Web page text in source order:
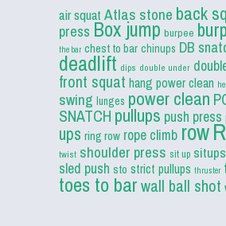
air squat Atlas stone back
press Box jump burpee
the bar chest to bar chinups DB
deadlift dips double under
front squat hang power clean
swing lunges power clean
SNATCH pullups push press
ups ring row rope climb row
twist shoulder press sit up situps
sled push sto strict pullups thruster
toes to barwall ball shot